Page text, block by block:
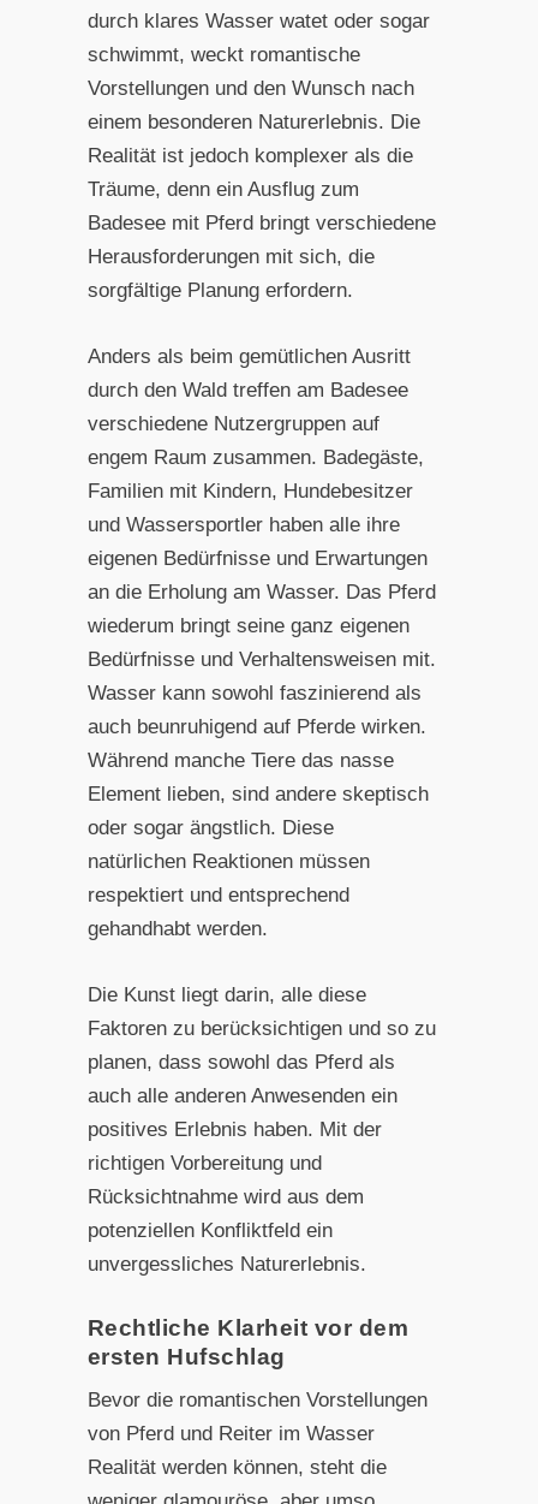
durch klares Wasser watet oder sogar
schwimmt, weckt romantische
Vorstellungen und den Wunsch nach
einem besonderen Naturerlebnis. Die
Realität ist jedoch komplexer als die
Träume, denn ein Ausflug zum
Badesee mit Pferd bringt verschiedene
Herausforderungen mit sich, die
sorgfältige Planung erfordern.
Anders als beim gemütlichen Ausritt
durch den Wald treffen am Badesee
verschiedene Nutzergruppen auf
engem Raum zusammen. Badegäste,
Familien mit Kindern, Hundebesitzer
und Wassersportler haben alle ihre
eigenen Bedürfnisse und Erwartungen
an die Erholung am Wasser. Das Pferd
wiederum bringt seine ganz eigenen
Bedürfnisse und Verhaltensweisen mit.
Wasser kann sowohl faszinierend als
auch beunruhigend auf Pferde wirken.
Während manche Tiere das nasse
Element lieben, sind andere skeptisch
oder sogar ängstlich. Diese
natürlichen Reaktionen müssen
respektiert und entsprechend
gehandhabt werden.
Die Kunst liegt darin, alle diese
Faktoren zu berücksichtigen und so zu
planen, dass sowohl das Pferd als
auch alle anderen Anwesenden ein
positives Erlebnis haben. Mit der
richtigen Vorbereitung und
Rücksichtnahme wird aus dem
potenziellen Konfliktfeld ein
unvergessliches Naturerlebnis.
Rechtliche Klarheit vor dem
ersten Hufschlag
Bevor die romantischen Vorstellungen
von Pferd und Reiter im Wasser
Realität werden können, steht die